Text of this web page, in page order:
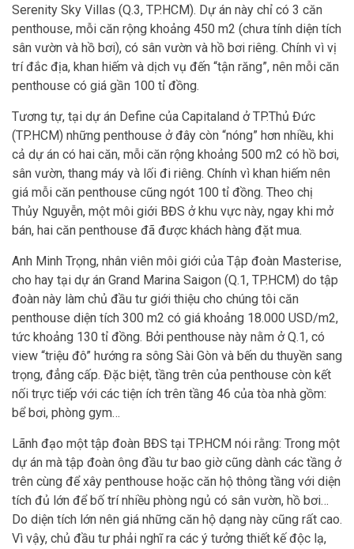
Serenity Sky Villas (Q.3, TP.HCM). Dự án này chỉ có 3 căn
penthouse, mỗi căn rộng khoảng 450 m2 (chưa tính diện tích
sân vườn và hồ bơi), có sân vườn và hồ bơi riêng. Chính vì vị
trí đắc địa, khan hiếm và dịch vụ đến “tận răng”, nên mỗi căn
penthouse có giá gần 100 tỉ đồng.
Tương tự, tại dự án Define của Capitaland ở TP.Thủ Đức
(TP.HCM) những penthouse ở đây còn “nóng” hơn nhiều, khi
cả dự án có hai căn, mỗi căn rộng khoảng 500 m2 có hồ bơi,
sân vườn, thang máy và lối đi riêng. Chính vì khan hiếm nên
giá mỗi căn penthouse cũng ngót 100 tỉ đồng. Theo chị
Thủy Nguyễn, một môi giới BĐS ở khu vực này, ngay khi mở
bán, hai căn penthouse đã được khách hàng đặt mua.
Anh Minh Trọng, nhân viên môi giới của Tập đoàn Masterise,
cho hay tại dự án Grand Marina Saigon (Q.1, TP.HCM) do tập
đoàn này làm chủ đầu tư giới thiệu cho chúng tôi căn
penthouse diện tích 300 m2 có giá khoảng 18.000 USD/m2,
tức khoảng 130 tỉ đồng. Bởi penthouse này nằm ở Q.1, có
view “triệu đô” hướng ra sông Sài Gòn và bến du thuyền sang
trọng, đẳng cấp. Đặc biệt, tầng trên của penthouse còn kết
nối trực tiếp với các tiện ích trên tầng 46 của tòa nhà gồm:
bể bơi, phòng gym…
Lãnh đạo một tập đoàn BĐS tại TP.HCM nói rằng: Trong một
dự án mà tập đoàn ông đầu tư bao giờ cũng dành các tầng ở
trên cùng để xây penthouse hoặc căn hộ thông tầng với diện
tích đủ lớn để bố trí nhiều phòng ngủ có sân vườn, hồ bơi…
Do diện tích lớn nên giá những căn hộ dạng này cũng rất cao.
Vì vậy, chủ đầu tư phải nghĩ ra các ý tưởng thiết kế độc lạ,